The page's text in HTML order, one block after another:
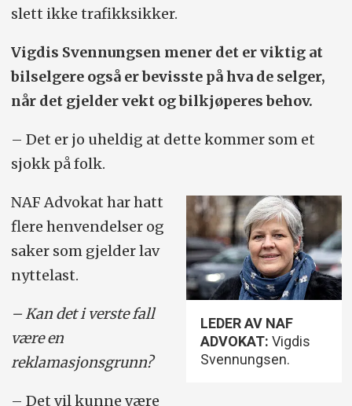
slett ikke trafikksikker.
Vigdis Svennungsen mener det er viktig at
bil­selgere også er bevisste på hva de selger,
når det gjelder vekt og bilkjøperes behov.
– Det er jo uheldig at dette kommer som et
sjokk på folk.
LEDER AV NAF
ADVOKAT: Vigdis
Svennungsen.
NAF Advokat har hatt
flere henvendelser og
saker som gjelder lav
nyttelast.
– Kan det i verste fall
være en
reklamasjonsgrunn?
– Det vil kunne være